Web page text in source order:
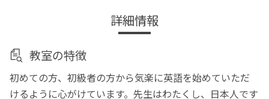
詳細情報
教室の特徴
初めての方、初級者の方から気楽に英語を始めていただ
けるように心がけています。先生はわたくし、日本人です